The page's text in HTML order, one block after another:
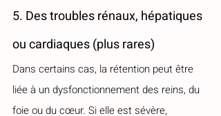
5. Des troubles rénaux, hépatiques
ou cardiaques (plus rares)
Dans certains cas, la rétention peut être
liée à un dysfonctionnement des reins, du
foie ou du cœur. Si elle est sévère,